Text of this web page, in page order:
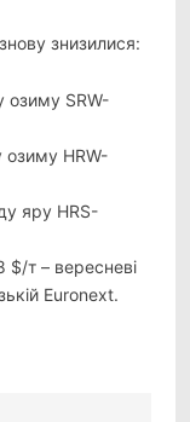
знизилися:
озиму SRW-
озиму HRW-
яру HRS-
$/т – вересневі
Euronext.